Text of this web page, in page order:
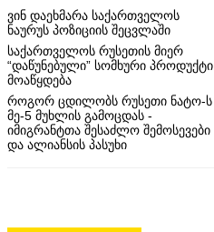
ვინ დაეხმარა საქართველოს
ნაურუს პოზიციის შეცვლაში
საქართველოს რუსეთის მიერ
“დაწუნებული” სომხური პროდუქტი
მოაწყდება
როგორ ცდილობს რუსეთი ნატო-ს
მე-5 მუხლის გამოცდას -
იმიგრანტთა შესაძლო შემოსევები
და ალიანსის პასუხი